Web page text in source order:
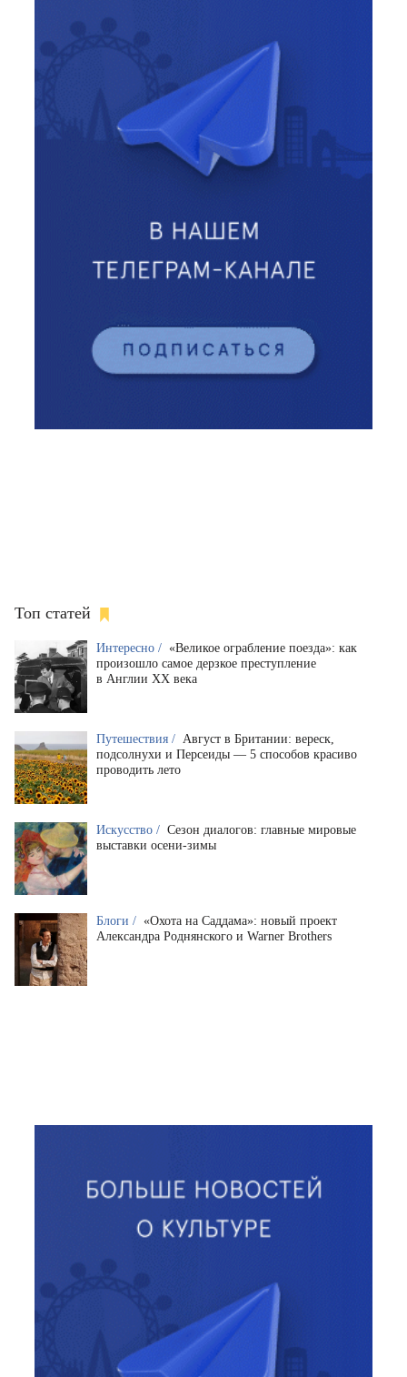
Топ статей
Интересно / «Великое ограбление поезда»: как
произошло самое дерзкое преступление
в Англии XX века
Путешествия / Август в Британии: вереск,
подсолнухи и Персеиды — 5 способов красиво
проводить лето
Искусство / Сезон диалогов: главные мировые
выставки осени-зимы
Блоги / «Охота на Саддама»: новый проект
Александра Роднянского и Warner Brothers